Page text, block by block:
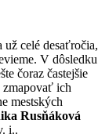
už celé desaťročia,
V dôsledku
čoraz častejšie
ich
mestských
Rusňáková
i..